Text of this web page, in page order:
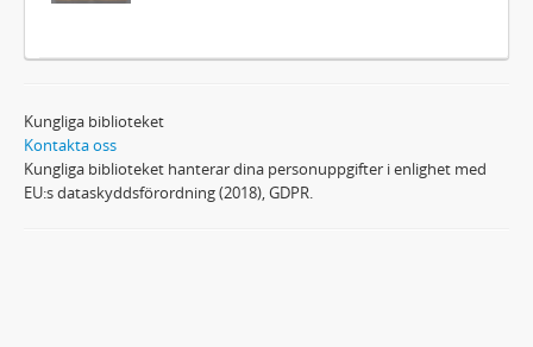
Kungliga biblioteket
Kontakta oss
Kungliga biblioteket hanterar dina personuppgifter i enlighet med
EU:s dataskyddsförordning (2018), GDPR.